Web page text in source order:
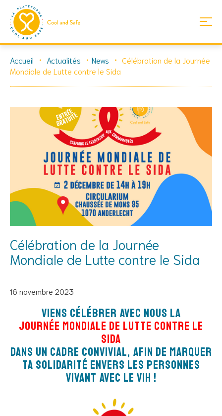
content
Accueil Actualités News
Célébration de la Journée
Mondiale de Lutte contre le Sida
Célébration de la Journée
Mondiale de Lutte contre le Sida
16 novembre 2023
Viens célébrer avec nous la
Journée Mondiale de Lutte contre le
Sida
dans un cadre convivial, afin de marquer
ta solidarité envers les personnes
vivant avec le VIH !